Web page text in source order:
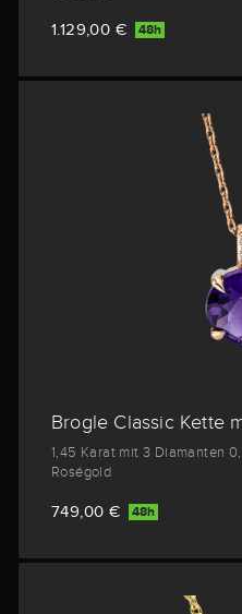
1.129,00 € 48h
Brogle Classic Kette
1,45 Karat mit 3 Diamanten
Roségold
749,00 € 48h